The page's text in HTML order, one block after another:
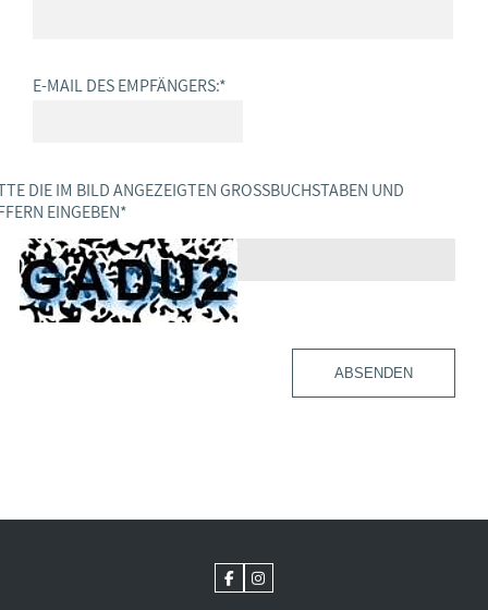
E-MAIL DES EMPFÄNGERS:*
DIE IM BILD ANGEZEIGTEN GROSSBUCHSTABEN UND Z
EINGEBEN *
ABSENDEN